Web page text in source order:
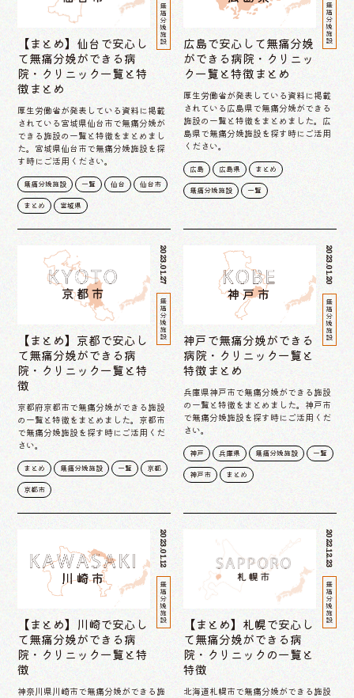
無痛分娩施設
【まとめ】仙台で安心し
て無痛分娩ができる病
院・クリニック一覧と特
徴まとめ
厚生労働省が発表している資料に掲載
されている宮城県仙台市で無痛分娩が
できる施設の一覧と特徴をまとめまし
た。宮城県仙台市で無痛分娩施設を探
す時にご活用ください。
無痛分娩施設 一覧 仙台 仙台市
まとめ 宮城県
無痛分娩施設
広島で安心して無痛分娩
ができる病院・クリニッ
ク一覧と特徴まとめ
厚生労働省が発表している資料に掲載
されている広島県で無痛分娩ができる
施設の一覧と特徴をまとめました。広
島県で無痛分娩施設を探す時にご活用
ください。
広島 広島県 まとめ
無痛分娩施設 一覧
2023.01.27
無痛分娩施設
【まとめ】京都で安心し
て無痛分娩ができる病
院・クリニック一覧と特
徴
京都府京都市で無痛分娩ができる施設
の一覧と特徴をまとめました。京都市
で無痛分娩施設を探す時にご活用くだ
さい。
まとめ 無痛分娩施設 一覧 京都
京都市
2023.01.20
無痛分娩施設
神戸で無痛分娩ができる
病院・クリニック一覧と
特徴まとめ
兵庫県神戸市で無痛分娩ができる施設
の一覧と特徴をまとめました。神戸市
で無痛分娩施設を探す時にご活用くだ
さい。
神戸 兵庫県 無痛分娩施設 一覧
神戸市 まとめ
2023.01.12
無痛分娩施設
【まとめ】川崎で安心し
て無痛分娩ができる病
院・クリニック一覧と特
徴
神奈川県川崎市で無痛分娩ができる施
2022.12.23
無痛分娩施設
【まとめ】札幌で安心し
て無痛分娩ができる病
院・クリニックの一覧と
特徴
北海道札幌市で無痛分娩ができる施設